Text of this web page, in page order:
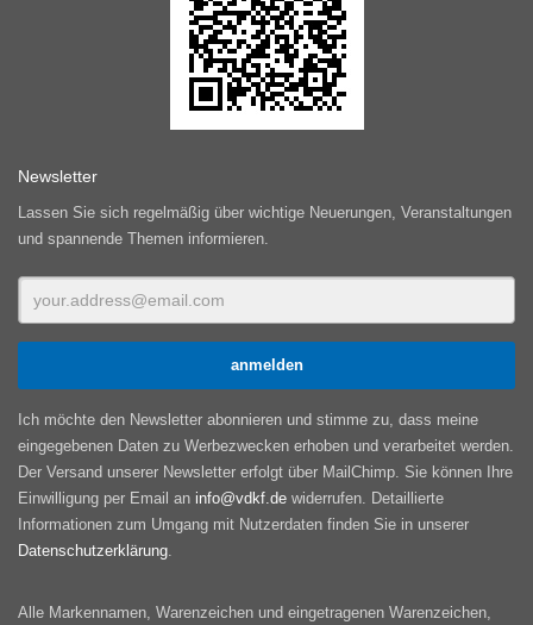
Newsletter
Lassen Sie sich regelmäßig über wichtige Neuerungen, Veranstaltungen
und spannende Themen informieren.
Ich möchte den Newsletter abonnieren und stimme zu, dass meine
eingegebenen Daten zu Werbezwecken erhoben und verarbeitet werden.
Der Versand unserer Newsletter erfolgt über MailChimp. Sie können Ihre
Einwilligung per Email an info@vdkf.de widerrufen. Detaillierte
Informationen zum Umgang mit Nutzerdaten finden Sie in unserer
Datenschutzerklärung.
Alle Markennamen, Warenzeichen und eingetragenen Warenzeichen,